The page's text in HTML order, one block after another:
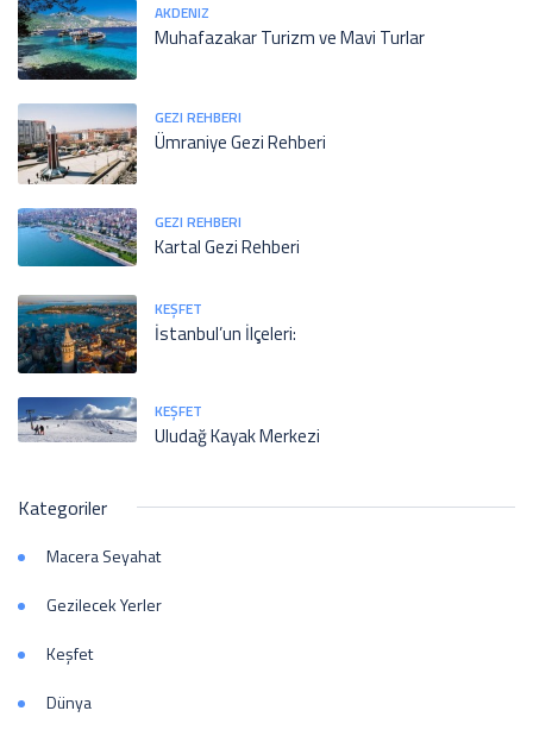
AKDENIZ
Muhafazakar Turizm ve Mavi Turlar
GEZI REHBERI
Ümraniye Gezi Rehberi
GEZI REHBERI
Kartal Gezi Rehberi
KEŞFET
İstanbul’un İlçeleri:
KEŞFET
Uludağ Kayak Merkezi
Kategoriler
Macera Seyahat
Gezilecek Yerler
Keşfet
Dünya